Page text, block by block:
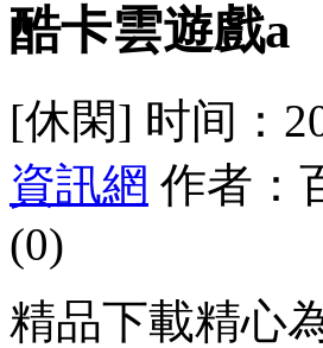
酷卡雲遊戲a
[休閑] 时间：
資訊網 作者：
(0)
精品下載精心